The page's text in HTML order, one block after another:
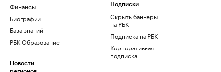
Финансы
Биографии
База знаний
РБК Образование
Новости
Подписки
Скрыть баннеры
на РБК
Подписка на РБК
Корпоративная
подписка